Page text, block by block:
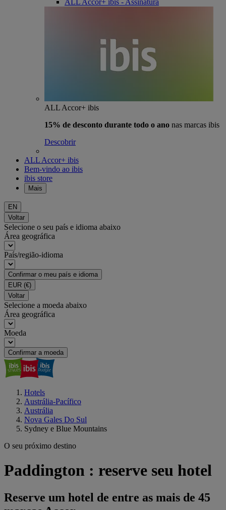
ALL Accor+ ibis - Assinatura
ALL Accor+ ibis
15% de desconto durante todo o ano nas marcas ibis
Descobrir
ALL Accor+ ibis
Bem-vindo ao ibis
ibis store
Mais
EN
Voltar
Selecione o seu país e idioma abaixo
Área geográfica
País/região-idioma
Confirmar o meu país e idioma
EUR (€)
Voltar
Selecione a moeda abaixo
Área geográfica
Moeda
Confirmar a moeda
Hotels
Austrália-Pacífico
Austrália
Nova Gales Do Sul
Sydney e Blue Mountains
O seu próximo destino
Paddington : reserve seu hotel
Reserve um hotel de entre as mais de 45